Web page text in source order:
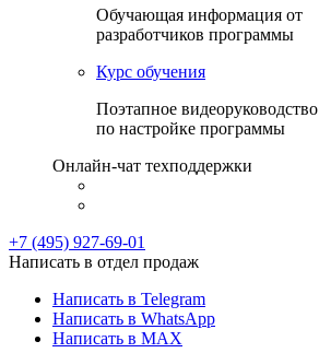
Обучающая информация от
разработчиков программы
Курс обучения
Поэтапное видеоруководство
по настройке программы
Онлайн-чат техподдержки
+7 (495) 927-69-01
Написать в отдел продаж
Написать в Telegram
Написать в WhatsApp
Написать в MAX